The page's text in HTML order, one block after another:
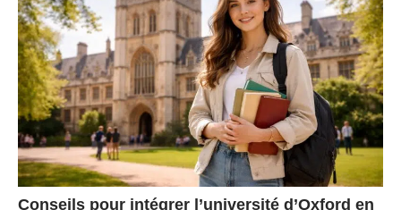
Conseils pour intégrer l’université d’Oxford en